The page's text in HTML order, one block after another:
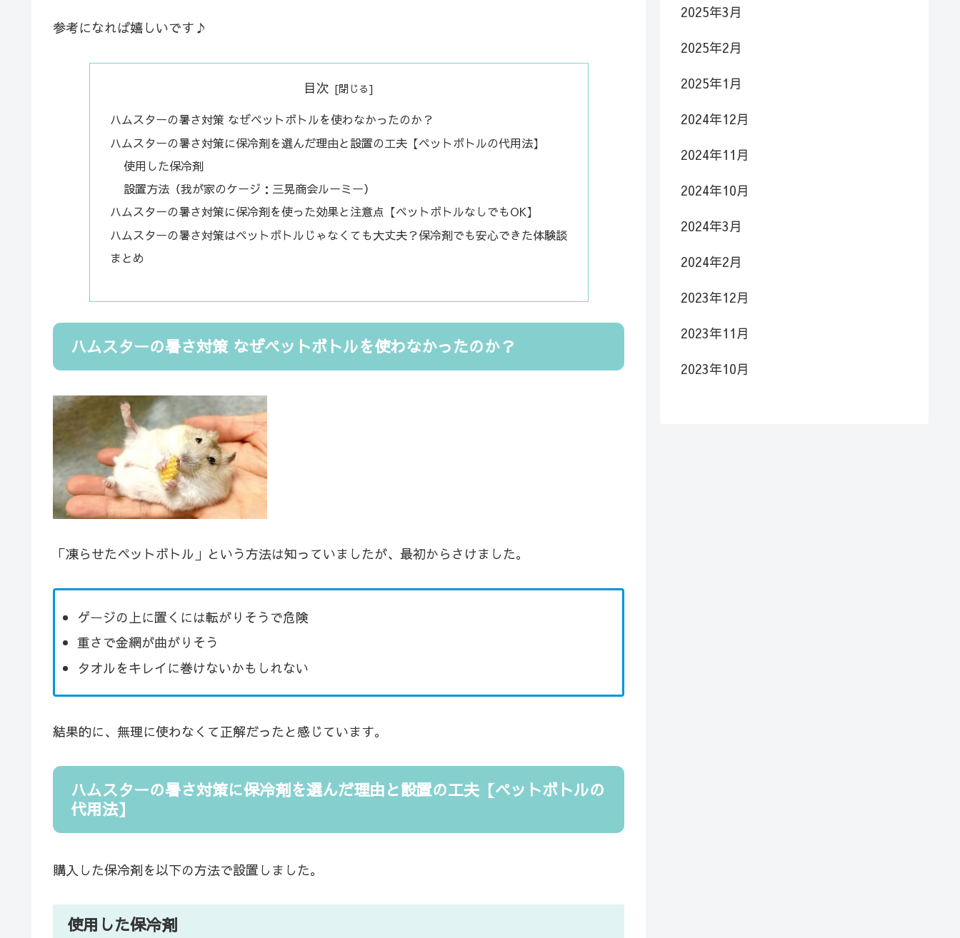
参考になれば嬉しいです♪
目次
ハムスターの暑さ対策 なぜペットボトルを使わなかったのか？
ハムスターの暑さ対策に保冷剤を選んだ理由と設置の工夫【ペットボトルの代用法】
使用した保冷剤
設置方法（我が家のケージ：三晃商会ルーミー）
ハムスターの暑さ対策に保冷剤を使った効果と注意点【ペットボトルなしでもOK】
ハムスターの暑さ対策はペットボトルじゃなくても大丈夫？保冷剤でも安心できた体験談
まとめ
ハムスターの暑さ対策 なぜペットボトルを使わなかったのか？
「凍らせたペットボトル」という方法は知っていましたが、最初からさけました。
ゲージの上に置くには転がりそうで危険
重さで金網が曲がりそう
タオルをキレイに巻けないかもしれない
結果的に、無理に使わなくて正解だったと感じています。
ハムスターの暑さ対策に保冷剤を選んだ理由と設置の工夫【ペットボトルの
代用法】
購入した保冷剤を以下の方法で設置しました。
使用した保冷剤
2025年3月
2025年2月
2025年1月
2024年12月
2024年11月
2024年10月
2024年3月
2024年2月
2023年12月
2023年11月
2023年10月